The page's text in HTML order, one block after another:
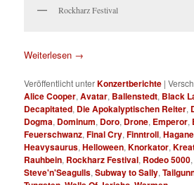
Rockharz Festival
Weiterlesen →
Veröffentlicht unterKonzertberichte |
Alice Cooper,Avatar, Ballenstedt, Black
Decapitated, Die Apokalyptischen Reiter,
Dogma, Dominum, Doro, Drone, Emperor,
Feuerschwanz,Final Cry,Finntroll,Hagane
Heavysaurus,Helloween,Knorkator,
Rauhbein, Rockharz Festival, Rodeo 5000
Steve'n'Seagulls,Subway to Sally,